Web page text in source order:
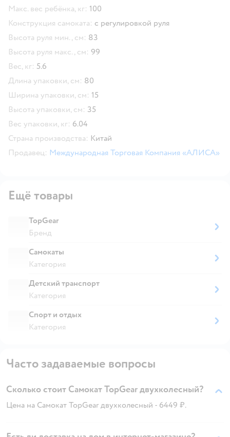
Макс. вес ребёнка, кг: 100
Конструкция самоката: с регулировкой руля
Высота руля мин., см: 83
Высота руля макс., см: 99
Вес, кг: 5.6
Длина упаковки, см: 80
Ширина упаковки, см: 15
Высота упаковки, см: 35
Вес упаковки, кг: 6.04
Страна производства: Китай
Продавец: Международная Торговая Компания «АЛИСА»
Ещё товары
TopGear
Бренд
Самокаты
Категория
Детский транспорт
Категория
Спорт и отдых
Категория
Часто задаваемые вопросы
Сколько стоит Самокат TopGear двухколесный?
Цена на Самокат TopGear двухколесный - 6449 ₽.